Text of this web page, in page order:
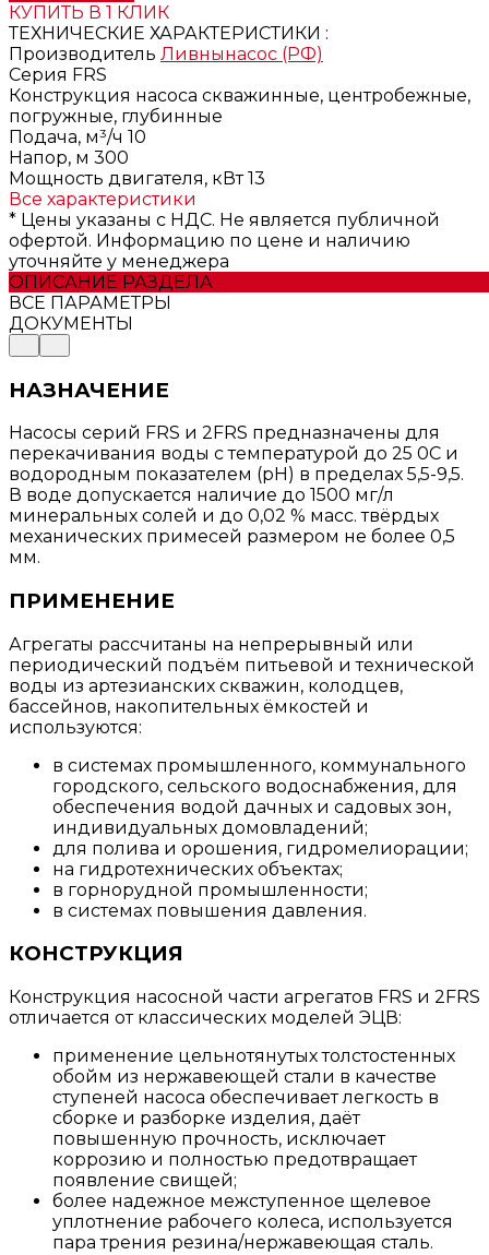
КУПИТЬ В 1 КЛИК
ТЕХНИЧЕСКИЕ ХАРАКТЕРИСТИКИ :
Производитель Ливнынасос (РФ)
Серия FRS
Конструкция насоса скважинные, центробежные,
погружные, глубинные
Подача, м³/ч 10
Напор, м 300
Мощность двигателя, кВт 13
Все характеристики
* Цены указаны с НДС. Не является публичной
офертой. Информацию по цене и наличию
уточняйте у менеджера
ОПИСАНИЕ РАЗДЕЛА
ВСЕ ПАРАМЕТРЫ
ДОКУМЕНТЫ
НАЗНАЧЕНИЕ
Насосы серий FRS и 2FRS предназначены для
перекачивания воды с температурой до 25 0С и
водородным показателем (рН) в пределах 5,5-9,5.
В воде допускается наличие до 1500 мг/л
минеральных солей и до 0,02 % масс. твёрдых
механических примесей размером не более 0,5
мм.
ПРИМЕНЕНИЕ
Агрегаты рассчитаны на непрерывный или
периодический подъём питьевой и технической
воды из артезианских скважин, колодцев,
бассейнов, накопительных ёмкостей и
используются:
в системах промышленного, коммунального
городского, сельского водоснабжения, для
обеспечения водой дачных и садовых зон,
индивидуальных домовладений;
для полива и орошения, гидромелиорации;
на гидротехнических объектах;
в горнорудной промышленности;
в системах повышения давления.
КОНСТРУКЦИЯ
Конструкция насосной части агрегатов FRS и 2FRS
отличается от классических моделей ЭЦВ:
применение цельнотянутых толстостенных
обойм из нержавеющей стали в качестве
ступеней насоса обеспечивает легкость в
сборке и разборке изделия, даёт
повышенную прочность, исключает
коррозию и полностью предотвращает
появление свищей;
более надежное межступенное щелевое
уплотнение рабочего колеса, используется
пара трения резина/нержавеющая сталь.